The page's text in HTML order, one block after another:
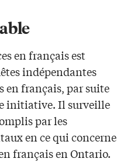
en français est
indépendantes
en français, par suite
initiative. Il surveille
par les
en ce qui concerne
français en Ontario.